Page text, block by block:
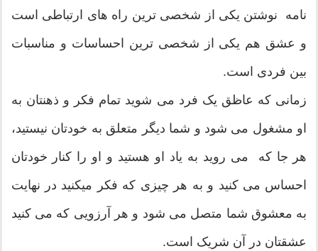
نامه نوشتن یکی از شخصی ترین راه های ارتباطی است
و عشق هم یکی از شخصی ترین احساسات و مناسبات
بین فردی است.
زمانی که عاظق یک فرد می شوید تمام فکر و ذهنتان به
او مشغول می شود و شما دیگر متعلق به خودتان نیستید،
هر جا که می روید به یاد او هستید و او را کنار خودتان
احساس می کنید و به هر چیزی که فکر میکنید در نهایت
به معشوق شما متصل می شود و هر آرزویی که می کنید
عشقتان در آن شریک است.